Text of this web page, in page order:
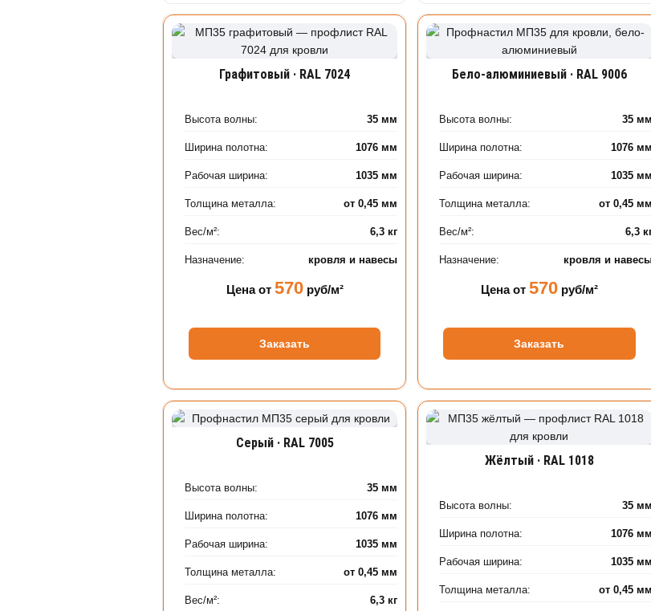
Графитовый · RAL 7024
Высота волны: 35 мм
Ширина полотна: 1076 мм
Рабочая ширина: 1035 мм
Толщина металла: от 0,45 мм
Вес/м²: 6,3 кг
Назначение: кровля и навесы
Цена от 570руб/м²
Заказать
Бело-алюминиевый · RAL 9006
Высота волны: 35 мм
Ширина полотна: 1076 мм
Рабочая ширина: 1035 мм
Толщина металла: от 0,45 мм
Вес/м²: 6,3
Назначение: кровля и
Цена от 570руб/м²
Заказать
Серый · RAL 7005
Высота волны: 35 мм
Ширина полотна: 1076 мм
Рабочая ширина: 1035 мм
Толщина металла: от 0,45 мм
Вес/м²: 6,3 кг
Жёлтый · RAL 1018
Высота волны: 35 мм
Ширина полотна: 1076 мм
Рабочая ширина: 1035 мм
Толщина металла: от 0,45 мм